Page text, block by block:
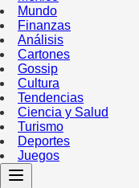
Mundo
Finanzas
Análisis
Cartones
Gossip
Cultura
Tendencias
Ciencia y Salud
Turismo
Deportes
Juegos